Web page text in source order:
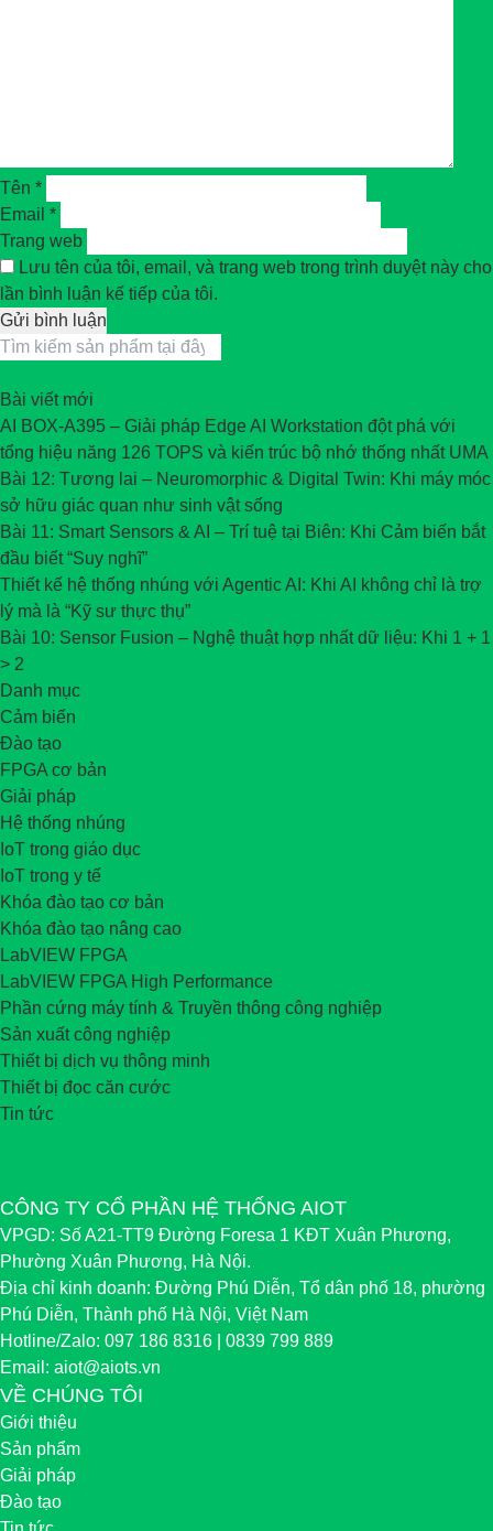
Tên *
Email *
Trang web
Lưu tên của tôi, email, và trang web trong trình duyệt này cho
lần bình luận kế tiếp của tôi.
Bài viết mới
AI BOX-A395 – Giải pháp Edge AI Workstation đột phá với
tổng hiệu năng 126 TOPS và kiến trúc bộ nhớ thống nhất UMA
Bài 12: Tương lai – Neuromorphic & Digital Twin: Khi máy móc
sở hữu giác quan như sinh vật sống
Bài 11: Smart Sensors & AI – Trí tuệ tại Biên: Khi Cảm biến bắt
đầu biết “Suy nghĩ”
Thiết kế hệ thống nhúng với Agentic AI: Khi AI không chỉ là trợ
lý mà là “Kỹ sư thực thụ”
Bài 10: Sensor Fusion – Nghệ thuật hợp nhất dữ liệu: Khi 1 + 1
> 2
Danh mục
Cảm biến
Đào tạo
FPGA cơ bản
Giải pháp
Hệ thống nhúng
IoT trong giáo dục
IoT trong y tế
Khóa đào tạo cơ bản
Khóa đào tạo nâng cao
LabVIEW FPGA
LabVIEW FPGA High Performance
Phần cứng máy tính & Truyền thông công nghiệp
Sản xuất công nghiệp
Thiết bị dịch vụ thông minh
Thiết bị đọc căn cước
Tin tức
CÔNG TY CỔ PHẦN HỆ THỐNG AIOT
VPGD: Số A21-TT9 Đường Foresa 1 KĐT Xuân Phương,
Phường Xuân Phương, Hà Nội.
Địa chỉ kinh doanh: Đường Phú Diễn, Tổ dân phố 18, phường
Phú Diễn, Thành phố Hà Nội, Việt Nam
Hotline/Zalo: 097 186 8316 | 0839 799 889
Email: aiot@aiots.vn
VỀ CHÚNG TÔI
Giới thiệu
Sản phẩm
Giải pháp
Đào tạo